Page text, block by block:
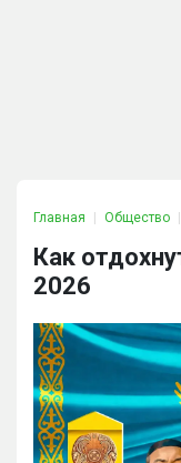
Главная Общество
Как
2026